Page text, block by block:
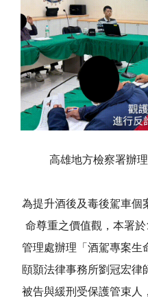
高雄地方檢察署辦
為提升酒後及毒後駕車個
命尊重之價值觀，本署
管理處辦理「酒駕專案生
頤顥法律事務所劉冠宏律
被告與緩刑受保護管束人